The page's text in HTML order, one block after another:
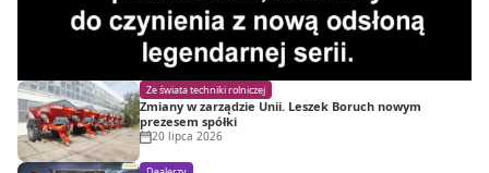
Ze świata techniki rolniczej
Zmiany w zarządzie Unii. Leszek Boruch nowym
prezesem spółki
20 lipca 2026